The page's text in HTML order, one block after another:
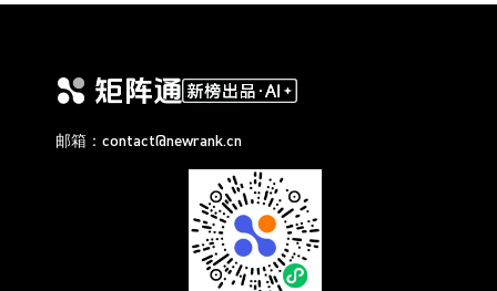
邮箱：contact@newrank.cn